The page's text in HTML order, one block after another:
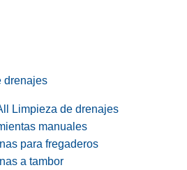
drenajes
Limpieza de drenajes
manuales
para fregaderos
a tambor